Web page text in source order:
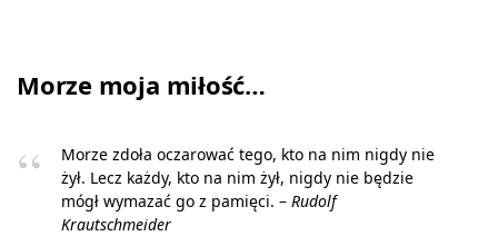
Morze moja miłość…
Morze zdoła oczarować tego, kto na nim nigdy nie
żył. Lecz każdy, kto na nim żył, nigdy nie będzie
mógł wymazać go z pamięci. – Rudolf
Krautschmeider